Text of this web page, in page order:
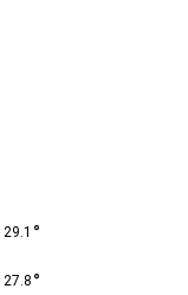
29.1 °
27.8 °